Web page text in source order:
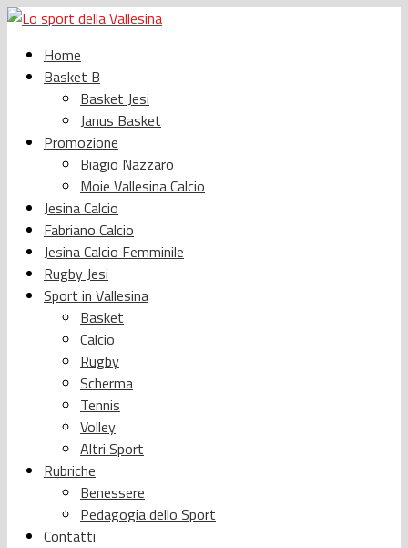
Home
Basket B
Basket Jesi
Janus Basket
Promozione
Biagio Nazzaro
Moie Vallesina Calcio
Jesina Calcio
Fabriano Calcio
Jesina Calcio Femminile
Rugby Jesi
Sport in Vallesina
Basket
Calcio
Rugby
Scherma
Tennis
Volley
Altri Sport
Rubriche
Benessere
Pedagogia dello Sport
Contatti